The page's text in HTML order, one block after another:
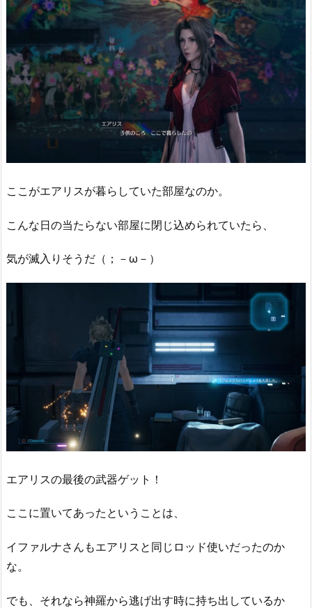
ここがエアリスが暮らしていた部屋なのか。
こんな日の当たらない部屋に閉じ込められていたら、
気が滅入りそうだ（；－ω－）
エアリスの最後の武器ゲット！
ここに置いてあったということは、
イファルナさんもエアリスと同じロッド使いだったのか
な。
でも、それなら神羅から逃げ出す時に持ち出しているか